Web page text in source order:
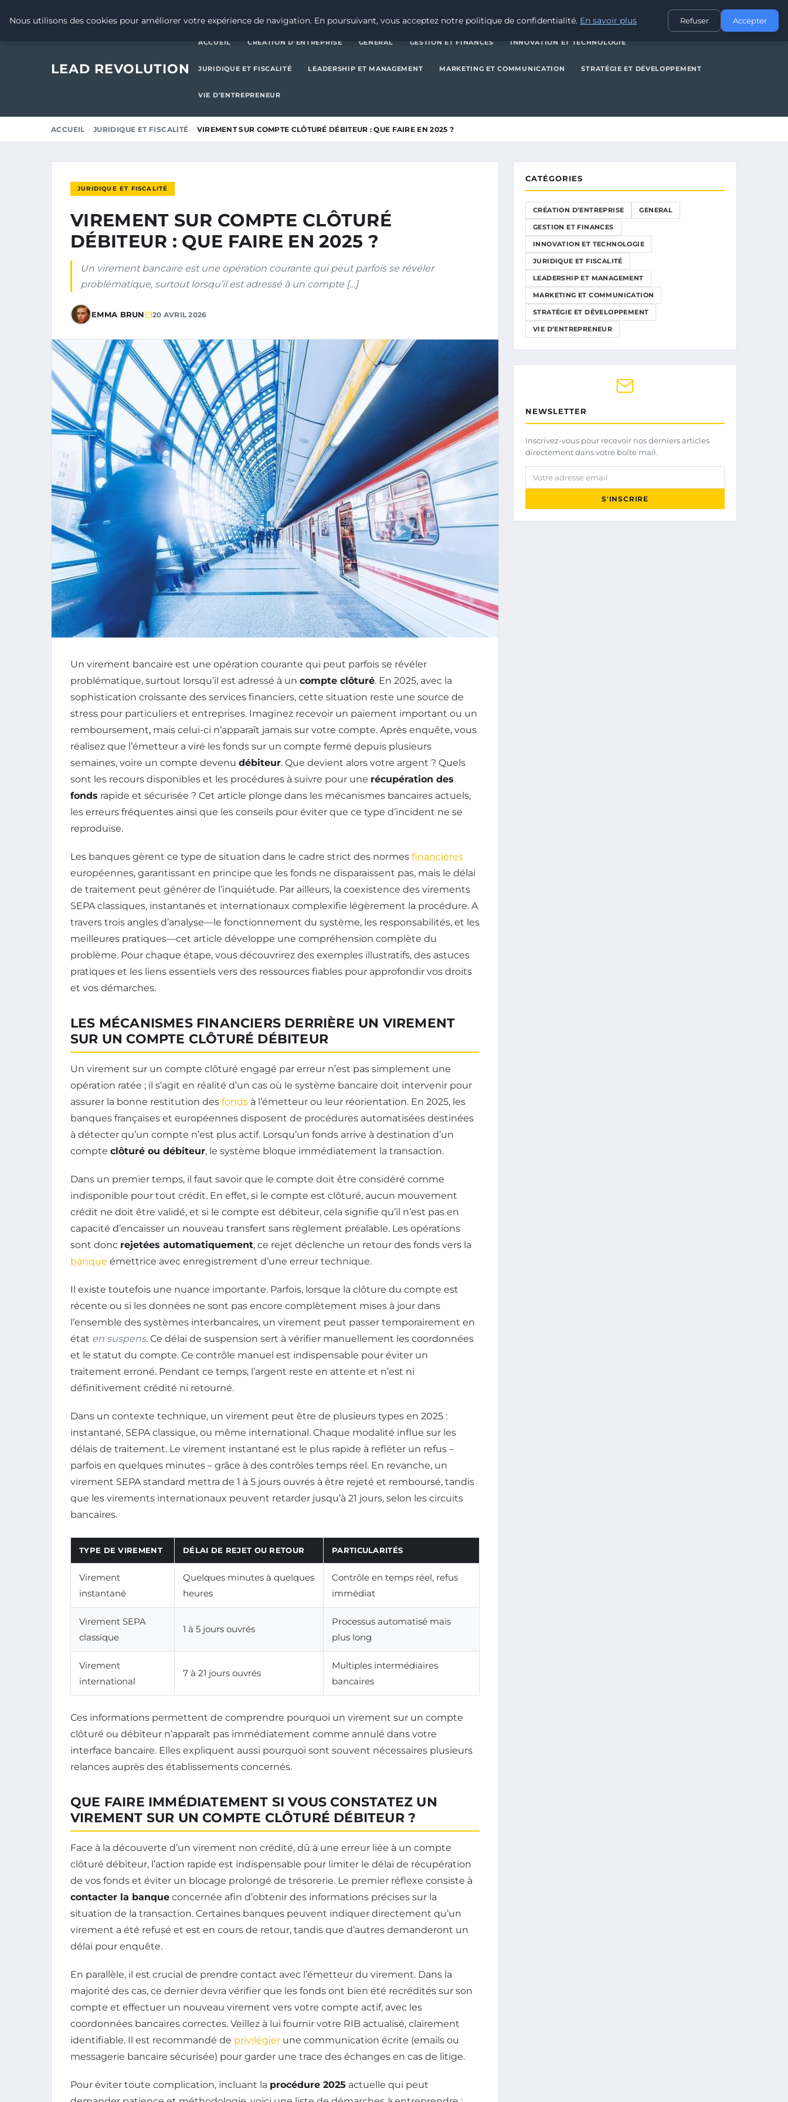
INNOVATION ET TECHNOLOGIE
LEAD REVOLUTION
ACCUEIL CRÉATION D’ENTREPRISE GENERAL GESTION ET FINANCES INNOVATION ET TECHNOLOGIE
JURIDIQUE ET FISCALITÉ LEADERSHIP ET MANAGEMENT MARKETING ET COMMUNICATION STRATÉGIE ET DÉVELOPPEMENT
VIE D’ENTREPRENEUR
ACCUEIL JURIDIQUE ET FISCALITÉ VIREMENT SUR COMPTE CLÔTURÉ DÉBITEUR : QUE FAIRE EN 2025 ?
JURIDIQUE ET FISCALITÉ
VIREMENT SUR COMPTE CLÔTURÉ
DÉBITEUR : QUE FAIRE EN 2025 ?
Un virement bancaire est une opération courante qui peut parfois se révéler
problématique, surtout lorsqu’il est adressé à un compte […]
EMMA BRUN 20 AVRIL 2026
Un virement bancaire est une opération courante qui peut parfois se révéler
problématique, surtout lorsqu’il est adressé à un compte clôturé. En 2025, avec la
sophistication croissante des services financiers, cette situation reste une source de
stress pour particuliers et entreprises. Imaginez recevoir un paiement important ou un
remboursement, mais celui-ci n’apparaît jamais sur votre compte. Après enquête, vous
réalisez que l’émetteur a viré les fonds sur un compte fermé depuis plusieurs
semaines, voire un compte devenu débiteur. Que devient alors votre argent ? Quels
sont les recours disponibles et les procédures à suivre pour une récupération des
fonds rapide et sécurisée ? Cet article plonge dans les mécanismes bancaires actuels,
les erreurs fréquentes ainsi que les conseils pour éviter que ce type d’incident ne se
reproduise.
Les banques gèrent ce type de situation dans le cadre strict des normes financières
européennes, garantissant en principe que les fonds ne disparaissent pas, mais le délai
de traitement peut générer de l’inquiétude. Par ailleurs, la coexistence des virements
SEPA classiques, instantanés et internationaux complexifie légèrement la procédure. A
travers trois angles d’analyse—le fonctionnement du système, les responsabilités, et les
meilleures pratiques—cet article développe une compréhension complète du
problème. Pour chaque étape, vous découvrirez des exemples illustratifs, des astuces
pratiques et les liens essentiels vers des ressources fiables pour approfondir vos droits
et vos démarches.
LES MÉCANISMES FINANCIERS DERRIÈRE UN VIREMENT
SUR UN COMPTE CLÔTURÉ DÉBITEUR
Un virement sur un compte clôturé engagé par erreur n’est pas simplement une
opération ratée ; il s’agit en réalité d’un cas où le système bancaire doit intervenir pour
assurer la bonne restitution des fonds à l’émetteur ou leur réorientation. En 2025, les
banques françaises et européennes disposent de procédures automatisées destinées
à détecter qu’un compte n’est plus actif. Lorsqu’un fonds arrive à destination d’un
compte clôturé ou débiteur, le système bloque immédiatement la transaction.
Dans un premier temps, il faut savoir que le compte doit être considéré comme
indisponible pour tout crédit. En effet, si le compte est clôturé, aucun mouvement
crédit ne doit être validé, et si le compte est débiteur, cela signifie qu’il n’est pas en
capacité d’encaisser un nouveau transfert sans règlement préalable. Les opérations
sont donc rejetées automatiquement, ce rejet déclenche un retour des fonds vers la
banque émettrice avec enregistrement d’une erreur technique.
Il existe toutefois une nuance importante. Parfois, lorsque la clôture du compte est
récente ou si les données ne sont pas encore complètement mises à jour dans
l’ensemble des systèmes interbancaires, un virement peut passer temporairement en
état en suspens. Ce délai de suspension sert à vérifier manuellement les coordonnées
et le statut du compte. Ce contrôle manuel est indispensable pour éviter un
traitement erroné. Pendant ce temps, l’argent reste en attente et n’est ni
définitivement crédité ni retourné.
Dans un contexte technique, un virement peut être de plusieurs types en 2025 :
instantané, SEPA classique, ou même international. Chaque modalité influe sur les
délais de traitement. Le virement instantané est le plus rapide à refléter un refus –
parfois en quelques minutes – grâce à des contrôles temps réel. En revanche, un
virement SEPA standard mettra de 1 à 5 jours ouvrés à être rejeté et remboursé, tandis
que les virements internationaux peuvent retarder jusqu’à 21 jours, selon les circuits
bancaires.
TYPE DE VIREMENT DÉLAI DE REJET OU RETOUR PARTICULARITÉS
Virement
instantané
Quelques minutes à quelques
heures
Contrôle en temps réel, refus
immédiat
Virement SEPA
classique
1 à 5 jours ouvrés
Processus automatisé mais
plus long
Virement
international
7 à 21 jours ouvrés
Multiples intermédiaires
bancaires
Ces informations permettent de comprendre pourquoi un virement sur un compte
clôturé ou débiteur n’apparaît pas immédiatement comme annulé dans votre
interface bancaire. Elles expliquent aussi pourquoi sont souvent nécessaires plusieurs
relances auprès des établissements concernés.
QUE FAIRE IMMÉDIATEMENT SI VOUS CONSTATEZ UN
VIREMENT SUR UN COMPTE CLÔTURÉ DÉBITEUR ?
Face à la découverte d’un virement non crédité, dû à une erreur liée à un compte
clôturé débiteur, l’action rapide est indispensable pour limiter le délai de récupération
de vos fonds et éviter un blocage prolongé de trésorerie. Le premier réflexe consiste à
contacter la banque concernée afin d’obtenir des informations précises sur la
situation de la transaction. Certaines banques peuvent indiquer directement qu’un
virement a été refusé et est en cours de retour, tandis que d’autres demanderont un
délai pour enquête.
En parallèle, il est crucial de prendre contact avec l’émetteur du virement. Dans la
majorité des cas, ce dernier devra vérifier que les fonds ont bien été recrédités sur son
compte et effectuer un nouveau virement vers votre compte actif, avec les
coordonnées bancaires correctes. Veillez à lui fournir votre RIB actualisé, clairement
identifiable. Il est recommandé de privilégier une communication écrite (emails ou
messagerie bancaire sécurisée) pour garder une trace des échanges en cas de litige.
Pour éviter toute complication, incluant la procédure 2025 actuelle qui peut
CATÉGORIES
CRÉATION D’ENTREPRISE GENERAL
GESTION ET FINANCES
INNOVATION ET TECHNOLOGIE
JURIDIQUE ET FISCALITÉ
LEADERSHIP ET MANAGEMENT
MARKETING ET COMMUNICATION
STRATÉGIE ET DÉVELOPPEMENT
VIE D’ENTREPRENEUR
NEWSLETTER
Inscrivez-vous pour recevoir nos derniers articles
directement dans votre boîte mail.
Votre adresse email
S'INSCRIRE
Nous utilisons des cookies pour améliorer votre expérience de navigation. En poursuivant, vous acceptez notre politique de confidentialité. En savoir plus Refuser Accepter